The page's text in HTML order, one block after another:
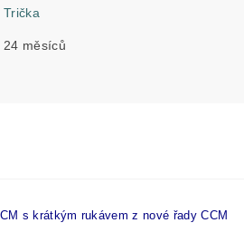
Trička
24 měsíců
s krátkým rukávem z nové řady CCM